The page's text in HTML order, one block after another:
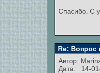
Спасибо. С
Re: Вопрос
Автор:
Дата: 14-